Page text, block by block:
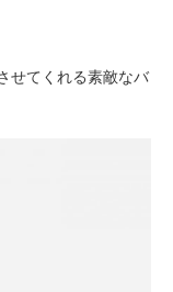
せてくれる素敵なバ